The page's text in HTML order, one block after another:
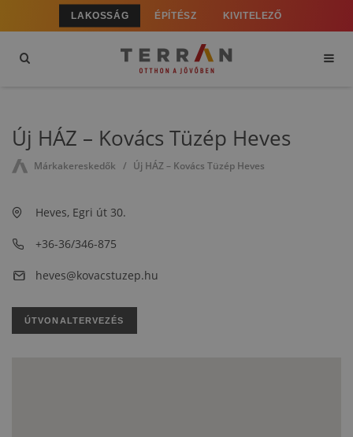
LAKOSSÁG ÉPÍTÉSZ KIVITELEZŐ
Új HÁZ – Kovács Tüzép Heves
Márkakereskedők Új HÁZ – Kovács Tüzép Heves
Heves, Egri út 30.
+36-36/346-875
heves@kovacstuzep.hu
ÚTVONALTERVEZÉS